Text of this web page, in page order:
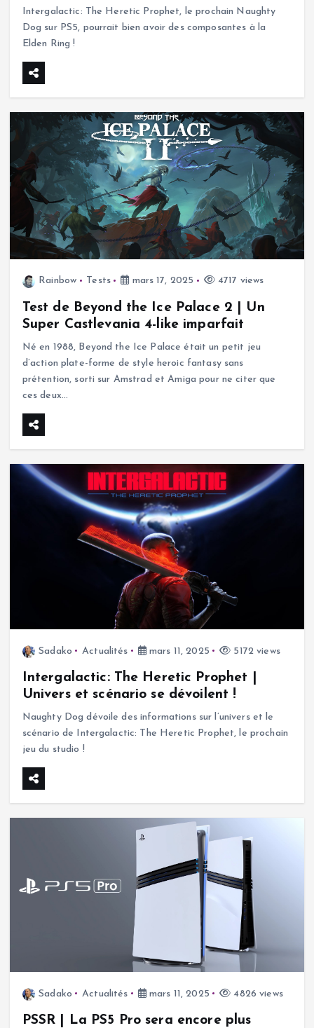
Intergalactic: The Heretic Prophet, le prochain Naughty
Dog sur PS5, pourrait bien avoir des composantes à la
Elden Ring !
Rainbow Tests mars 17, 2025 4717 views
Test de Beyond the Ice Palace 2 | Un
Super Castlevania 4-like imparfait
Né en 1988, Beyond the Ice Palace était un petit jeu
d’action plate-forme de style heroic fantasy sans
prétention, sorti sur Amstrad et Amiga pour ne citer que
ces deux…
Sadako Actualités mars 11, 2025 5172 views
Intergalactic: The Heretic Prophet |
Univers et scénario se dévoilent !
Naughty Dog dévoile des informations sur l’univers et le
scénario de Intergalactic: The Heretic Prophet, le prochain
jeu du studio !
Sadako Actualités mars 11, 2025 4826 views
PSSR | La PS5 Pro sera encore plus